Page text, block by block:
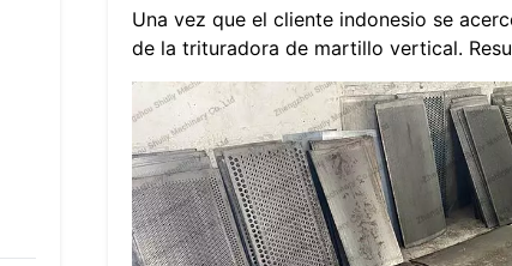
Una vez que el cliente indonesio se
de la trituradora de martillo vertical.